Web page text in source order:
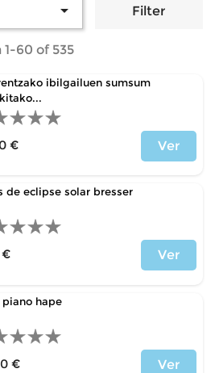
 Filter
60 of 535
ibilgailuen sumsum
€
Ver
de eclipse solar bresser
€
Ver
hape
€
Ver